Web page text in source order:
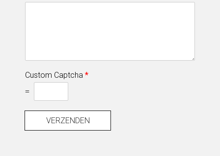
Custom Captcha *
=
VERZENDEN